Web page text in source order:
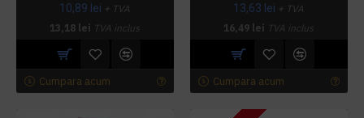
10,89 lei + TVA
13,18 lei TVA inclus
Cumpara acum
13,63 lei + TVA
16,49 lei TVA inclus
Cumpara acum